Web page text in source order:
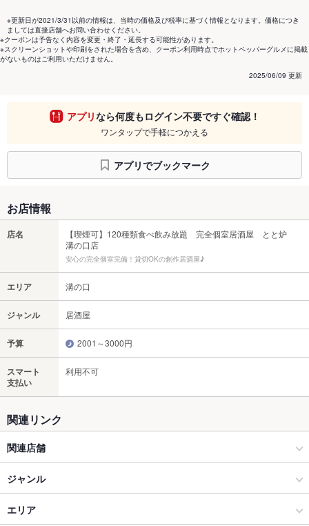
※更新日が2021/3/31以前の情報は、当時の価格及び税率に基づく情報となります。価格につき
ましては直接店舗へお問い合わせください。
※クーポンは予告なく内容を変更・終了・延長する可能性があります。
※スクリーンショットや印刷をされた場合を含め、クーポン利用時点でホットペッパーグルメに掲載
がないものはご利用いただけません。
2025/06/09 更新
アプリなら何度もログイン不要ですぐ確認！
ワンタップで手軽につかえる
アプリでブックマーク
お店情報
店名
【喫煙可】120種類食べ飲み放題 完全個室居酒屋 とと炉
溝の口店
安心の完全個室完備！貸切OKの創作居酒屋♪
エリア 溝の口
ジャンル 居酒屋
予算 2001～3000円
スマート
支払い
利用不可
関連リンク
関連店舗
【喫煙可】120種類食べ飲み放題居酒屋 はらペコッ たまプラーザ
【喫煙可】時間無制限飲み放題居酒屋 がちゃぴん 鶴見店
ジャンル
居酒屋
エリア